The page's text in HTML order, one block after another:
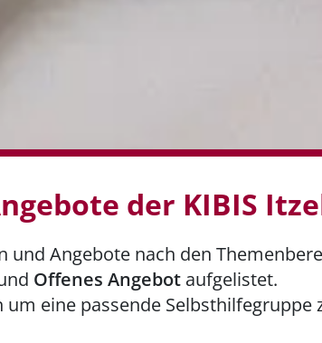
der KIBIS
und Angebote nach den
Offenes Angebot aufgelistet.
eine passende Selbsthilfegruppe